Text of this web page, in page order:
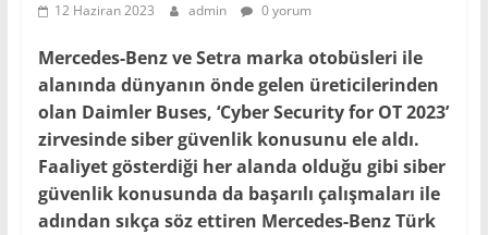
12 Haziran 2023 admin 0 yorum
Mercedes-Benz ve Setra marka otobüsleri ile
alanında dünyanın önde gelen üreticilerinden
olan Daimler Buses, ‘Cyber Security for OT 2023’
zirvesinde siber güvenlik konusunu ele aldı.
Faaliyet gösterdiği her alanda olduğu gibi siber
güvenlik konusunda da başarılı çalışmaları ile
adından sıkça söz ettiren Mercedes-Benz Türk